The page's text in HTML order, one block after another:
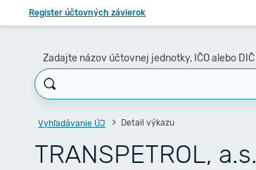
Register účtovných závierok
Zadajte názov účtovnej jednotky, IČO alebo DIČ
Vyhľadávanie ÚJ Detail výkazu
TRANSPETROL, a.s.